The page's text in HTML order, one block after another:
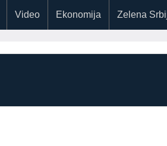
Video Ekonomija Zelena